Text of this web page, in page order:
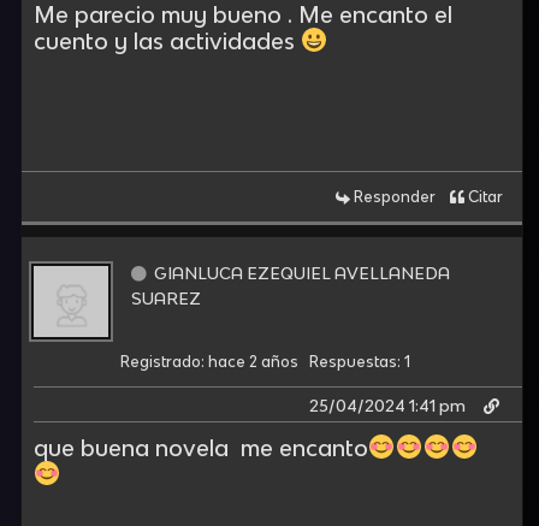
Me parecio muy bueno . Me encanto el
cuento y las actividades
Responder Citar
GIANLUCA EZEQUIEL AVELLANEDA
SUAREZ
Registrado: hace 2 años Respuestas: 1
25/04/2024 1:41 pm
que buena novela me encanto